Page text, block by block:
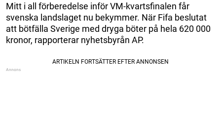
Mitt i all förberedelse inför VM-kvartsfinalen får
svenska landslaget nu bekymmer. När Fifa beslutat
att bötfälla Sverige med dryga böter på hela 620 000
kronor, rapporterar nyhetsbyrån AP.